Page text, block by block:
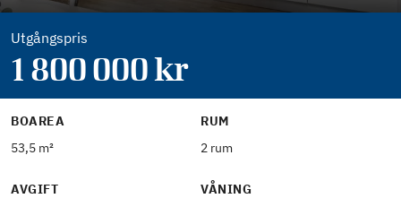
Utgångspris
1 800 000kr
BOAREA
53,5 m²
RUM
2 rum
AVGIFT
VÅNING